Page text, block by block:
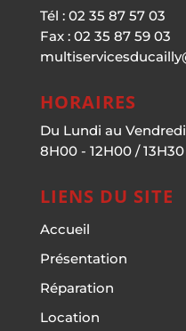
Tél : 02 35 87 57 03
Fax : 02 35 87 59 03
HORAIRES
Du Lundi au
8H00 - 12H00 /
LIENS DU SITE
Accueil
Présentation
Réparation
Location